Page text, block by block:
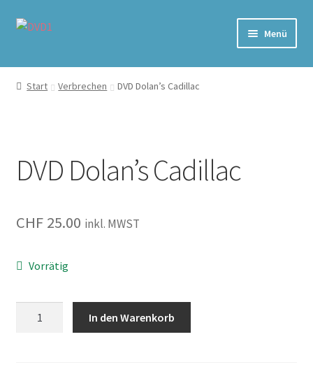
Zur
Zum
Menü
Home
Start Verbrechen DVD Dolan’s Cadillac
DVD Dolan’s Cadillac
CHF25.00 inkl. MWST
Vorrätig
In den Warenkorb